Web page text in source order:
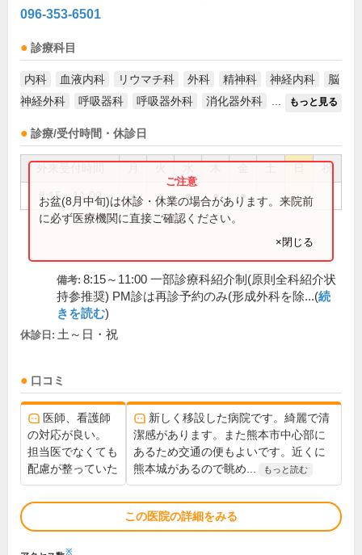
096-353-6501
診療科目
内科 血液内科 リウマチ科 外科 精神科 神経内科
脳
神経外科
呼吸器科 呼吸器外科 消化器外科 もっと見る
診療/受付時間・休診日
祝
8:15～11:00 ● ● ● ● ●
お盆(8月中旬)は休診・休業の場合があります。来院前
に必ず医療機関に直接ご確認ください。
×閉じる
備考: 8:15～11:00 一部診療科紹介制(原則全科紹介状
持参推奨) PM診は再診予約のみ(形成外科を除...(続
きを読む)
休診日: 土～日・祝
口コミ
医師、看護師
の対応が良い。
担当医でなくても
配慮が整っていた
新しく移設した病院です。綺麗で清
潔感があります。また熊本市中心部に
あるため交通の便もよいです。近くに
熊本城があるので眺め...
もっと読む
この医院の詳細をみる
※